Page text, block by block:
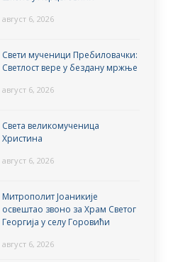
август 6, 2026
Свети мученици Пребиловачки:
Светлост вере у бездану мржње
август 6, 2026
Света великомученица
Христина
август 6, 2026
Митрополит Јоаникије
освештао звоно за Храм Светог
Георгија у селу Горовићи
август 6, 2026